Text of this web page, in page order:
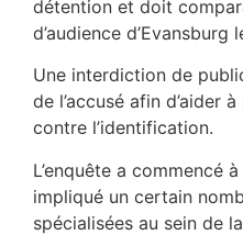
détention et doit
d’audience d’Evansburg
Une interdiction de
de l’accusé afin d’aider
contre l’identification.
L’enquête a commencé
impliqué un certain
spécialisées au sein de